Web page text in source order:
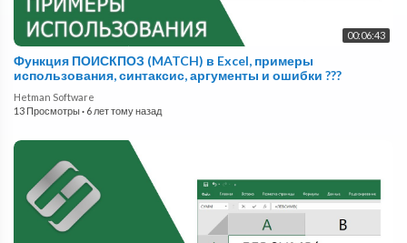
00:06:43
Функция ПОИСКПОЗ (MATCH) в Excel, примеры
использования, синтаксис, аргументы и ошибки ???
Hetman Software
13 Просмотры· 6 лет тому назад